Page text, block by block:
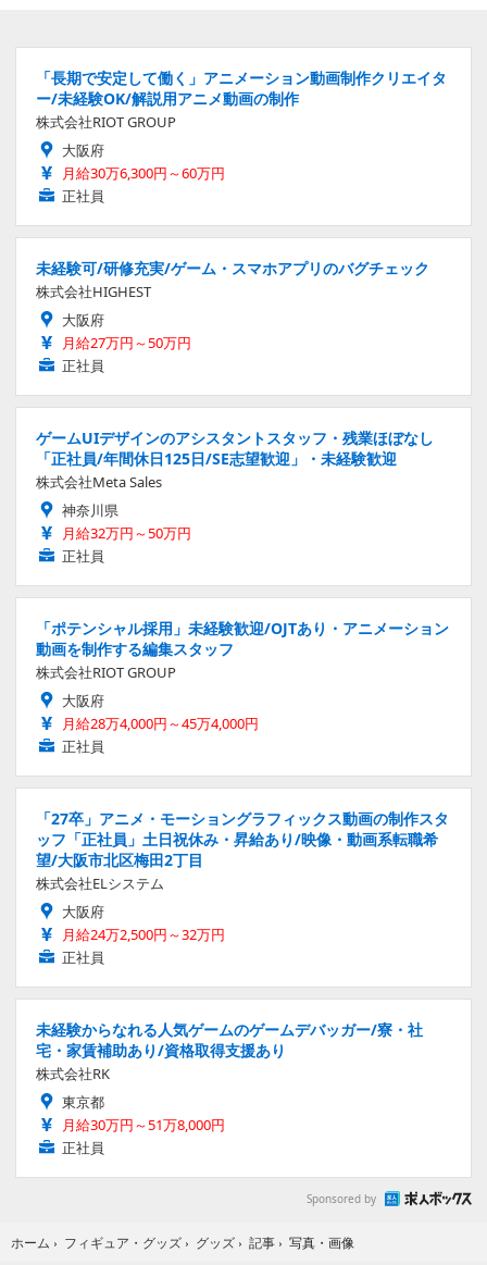
「長期で安定して働く」アニメーション動画制作クリエイタ
ー/未経験OK/解説用アニメ動画の制作
株式会社RIOT GROUP
大阪府
月給30万6,300円～60万円
正社員
未経験可/研修充実/ゲーム・スマホアプリのバグチェック
株式会社HIGHEST
大阪府
月給27万円～50万円
正社員
ゲームUIデザインのアシスタントスタッフ・残業ほぼなし
「正社員/年間休日125日/SE志望歓迎」・未経験歓迎
株式会社Meta Sales
神奈川県
月給32万円～50万円
正社員
「ポテンシャル採用」未経験歓迎/OJTあり・アニメーション
動画を制作する編集スタッフ
株式会社RIOT GROUP
大阪府
月給28万4,000円～45万4,000円
正社員
「27卒」アニメ・モーショングラフィックス動画の制作スタ
ッフ「正社員」土日祝休み・昇給あり/映像・動画系転職希
望/大阪市北区梅田2丁目
株式会社ELシステム
大阪府
月給24万2,500円～32万円
正社員
未経験からなれる人気ゲームのゲームデバッガー/寮・社
宅・家賃補助あり/資格取得支援あり
株式会社RK
東京都
月給30万円～51万8,000円
正社員
Sponsored by
ホーム › フィギュア・グッズ › グッズ › 記事 › 写真・画像